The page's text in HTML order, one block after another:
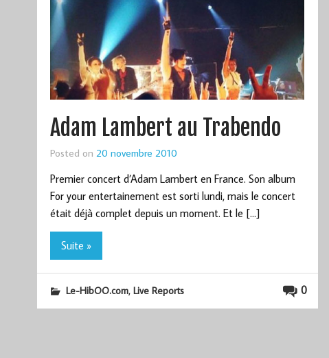
Adam Lambert au Trabendo
Posted on 20 novembre 2010
Premier concert d’Adam Lambert en France. Son album
For your entertainement est sorti lundi, mais le concert
était déjà complet depuis un moment. Et le […]
Suite »
0
Le-HibOO.com, Live Reports